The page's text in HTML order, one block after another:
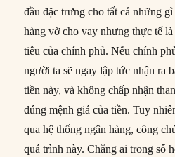
đầu đặc trưng cho tất cả những
hàng vờ cho vay nhưng thực tế
tiêu của chính phủ. Nếu chính
người ta sẽ ngay lập tức nhận ra
tiền này, và không chấp nhận
đúng mệnh giá của tiền. Tuy
qua hệ thống ngân hàng, công
quá trình này. Chẳng ai trong số